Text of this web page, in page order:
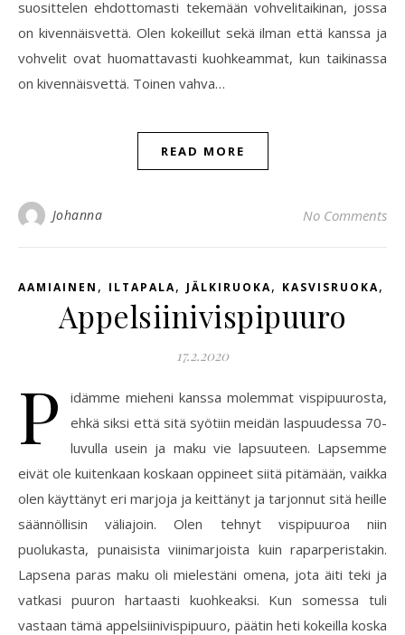
suosittelen ehdottomasti tekemään vohvelitaikinan, jossa
on kivennäisvettä. Olen kokeillut sekä ilman että kanssa ja
vohvelit ovat huomattavasti kuohkeammat, kun taikinassa
on kivennäisvettä. Toinen vahva…
READ MORE
Johanna No Comments
AAMIAINEN , ILTAPALA, JÄLKIRUOKA, KASVISRUOKA,
Appelsiinivispipuuro
17.2.2020
P
idämme mieheni kanssa molemmat vispipuurosta,
ehkä siksi että sitä syötiin meidän laspuudessa 70-
luvulla usein ja maku vie lapsuuteen. Lapsemme
eivät ole kuitenkaan koskaan oppineet siitä pitämään, vaikka
olen käyttänyt eri marjoja ja keittänyt ja tarjonnut sitä heille
säännöllisin väliajoin. Olen tehnyt vispipuuroa niin
puolukasta, punaisista viinimarjoista kuin raparperistakin.
Lapsena paras maku oli mielestäni omena, jota äiti teki ja
vatkasi puuron hartaasti kuohkeaksi. Kun somessa tuli
vastaan tämä appelsiinivispipuuro, päätin heti kokeilla koska